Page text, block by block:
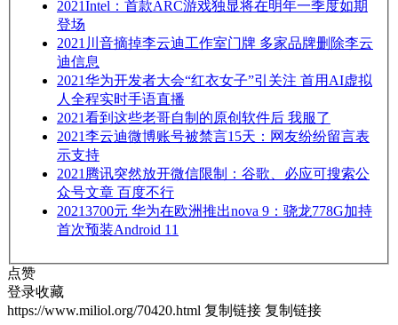
2021Intel：首款ARC游戏独显将在明年一季度如期
登场
2021 川音摘掉李云迪工作室门牌 多家品牌删除李云
迪信息
2021华为开发者大会“红衣女子”引关注 首用AI虚拟
人全程实时手语直播
2021看到这些老哥自制的原创软件后 我服了
2021李云迪微博账号被禁言15天：网友纷纷留言表
示支持
2021 腾讯突然放开微信限制：谷歌、必应可搜索公
众号文章 百度不行
20213700元 华为在欧洲推出nova 9：骁龙778G加持
首次预装Android 11
点赞
登录收藏
https://www.miliol.org/70420.html 复制链接 复制链接